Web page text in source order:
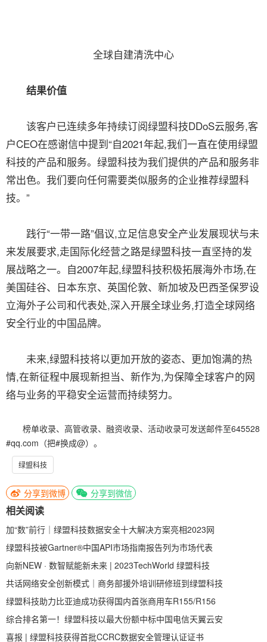
全球自建清洗中心
结果价值
该客户已连续多年持续订阅绿盟科技DDoS云服务,客
户CEO在感谢信中提到“自2021年起,我们一直在使用绿盟
科技的产品和服务。绿盟科技为我们提供的产品和服务非
常出色。我们要向任何需要类似服务的企业推荐绿盟科
技。”
践行“一带一路”倡议,立足信息安全产业发展现状与未
来发展要求,走国际化经营之路是绿盟科技一直坚持的发
展战略之一。自2007年起,绿盟科技积极拓展海外市场,在
美国硅谷、日本东京、英国伦敦、新加坡及巴西圣保罗设
立海外子公司和代表处,深入开展全球业务,打造全球网络
安全行业的中国品牌。
未来,绿盟科技将以更加开放的姿态、更加饱满的热
情,在新征程中展现新担当、新作为,为保障全球客户的网
络与业务的平稳安全运营而持续努力。
榜单收录、高管收录、融资收录、活动收录可发送邮件至645528
#qq.com（把#换成@）。
绿盟科技
分享到微博 分享到微信
相关阅读
加“数”前行｜绿盟科技数据安全十大解决方案亮相2023网
绿盟科技被Gartner®中国API市场指南报告列为市场代表
向新NEW · 数智赋能新未来 | 2023TechWorld 绿盟科技
共话网络安全创新模式｜商务部援外培训研修班到绿盟科技
绿盟科技助力比亚迪成功获得国内首张商用车R155/R156
综合排名第一！绿盟科技以最大份额中标中国电信天翼云安
喜报 | 绿盟科技获得首批CCRC数据安全管理认证证书